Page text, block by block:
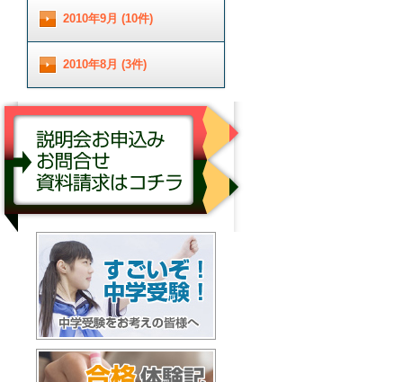
2010年9月 (10件)
2010年8月 (3件)
説明会お申し込み／お問合せ／資料請求はコチ
すごいぞ！中学受験